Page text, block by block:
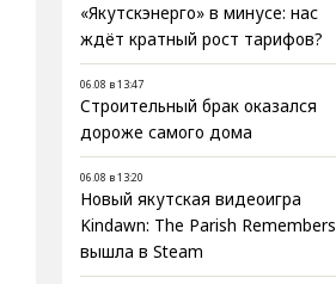
«Якутскэнерго» в минусе: нас
ждёт кратный рост тарифов?
06.08 в 13:47
Строительный брак оказался
дороже самого дома
06.08 в 13:20
Новый якутская видеоигра
Kindawn: The Parish Remembers
вышла в Steam